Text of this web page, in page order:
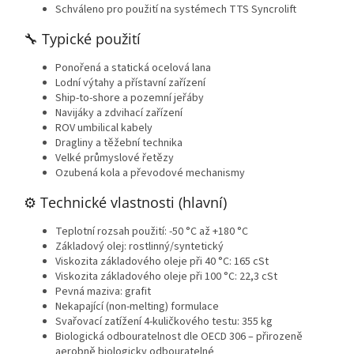
Schváleno pro použití na systémech TTS Syncrolift
🔧 Typické použití
Ponořená a statická ocelová lana
Lodní výtahy a přístavní zařízení
Ship-to-shore a pozemní jeřáby
Navijáky a zdvihací zařízení
ROV umbilical kabely
Dragliny a těžební technika
Velké průmyslové řetězy
Ozubená kola a převodové mechanismy
⚙️ Technické vlastnosti (hlavní)
Teplotní rozsah použití: -50 °C až +180 °C
Základový olej: rostlinný/syntetický
Viskozita základového oleje při 40 °C: 165 cSt
Viskozita základového oleje při 100 °C: 22,3 cSt
Pevná maziva: grafit
Nekapající (non-melting) formulace
Svařovací zatížení 4-kuličkového testu: 355 kg
Biologická odbouratelnost dle OECD 306 – přirozeně